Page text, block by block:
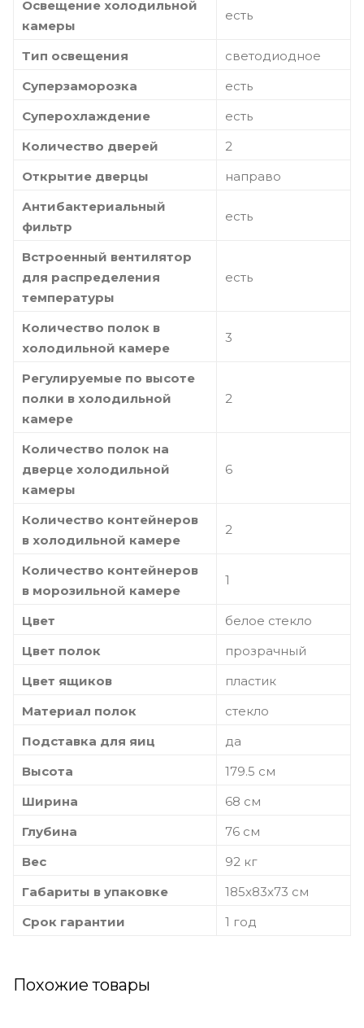
Освещение холодильной
камеры
есть
Тип освещения
светодиодное
Суперзаморозка
есть
Суперохлаждение
есть
Количество дверей
2
Открытие дверцы
направо
Антибактериальный
фильтр
есть
Встроенный вентилятор
для распределения
температуры
есть
Количество полок в
холодильной камере
3
Регулируемые по высоте
полки в холодильной
камере
2
Количество полок на
дверце холодильной
камеры
6
Количество контейнеров
в холодильной камере
2
Количество контейнеров
в морозильной камере
1
Цвет
белое стекло
Цвет полок
прозрачный
Цвет ящиков
пластик
Материал полок
стекло
Подставка для яиц
да
Высота
179.5 см
Ширина
68 см
Глубина
76 см
Вес
92 кг
Габариты в упаковке
185x83x73 см
Срок гарантии
1 год
Похожие товары